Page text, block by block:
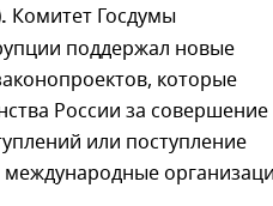
Комитет Госдумы
поддержал новые
которые
России за совершение
или поступление